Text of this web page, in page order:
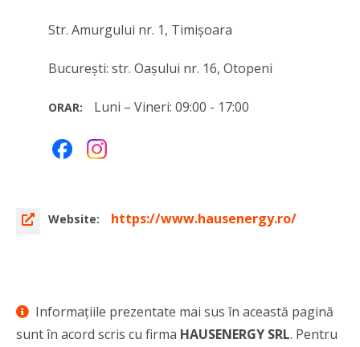
Str. Amurgului nr. 1, Timișoara
București: str. Oașului nr. 16, Otopeni
ORAR: Luni – Vineri: 09:00 - 17:00
Website: https://www.hausenergy.ro/
Informaţiile prezentate mai sus în această pagină
sunt în acord scris cu firma HAUSENERGY SRL. Pentru